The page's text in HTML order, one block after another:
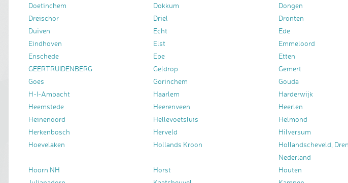
Doetinchem
Dokkum Dongen
Dreischor
Driel Dronten
Duiven
Echt Ede
Eindhoven
Elst Emmeloord
Enschede
Epe Etten
GEERTRUIDENBERG
Geldrop Gemert
Goes
Gorinchem Gouda
H-I-Ambacht
Haarlem Harderwijk
Heemstede
Heerenveen Heerlen
Heinenoord
Hellevoetsluis Helmond
Herkenbosch
Herveld Hilversum
Hoevelaken
Hollands Kroon
Hollandscheveld,
Nederland
Hoorn NH
Horst Houten